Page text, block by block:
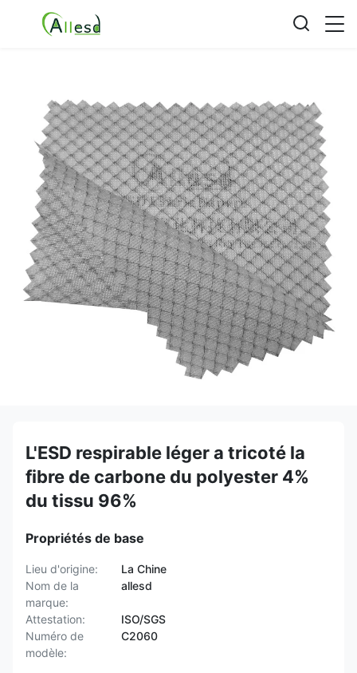
L'ESD respirable léger a tricoté la
fibre de carbone du polyester 4%
du tissu 96%
Propriétés de base
Lieu d'origine:
La Chine
Nom de la
marque:
allesd
Attestation:
ISO/SGS
Numéro de
modèle:
C2060